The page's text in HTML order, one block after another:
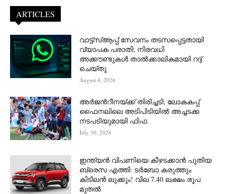
ARTICLES
വാട്ട്‌സ്ആപ്പ് സേവനം തടസപ്പെട്ടതായി
വ്യാപക പരാതി; നിരവധി
അക്കൗണ്ടുകൾ താൽക്കാലികമായി റദ്ദ്
ചെയ്തു
August 4, 2026
അർജന്‍റീനയ്ക്ക് തിരിച്ചടി; ലോകകപ്പ്
ഫൈനലിലെ അടിപിടിയിൽ അച്ചടക്ക
നടപടിയുമായി ഫിഫ
July 30, 2026
ഇന്ത്യൻ വിപണിയെ കീഴടക്കാന്‍ പുതിയ
ബ്രെസ എത്തി: ടർബോ കരുത്തും
കിടിലൻ ലുക്കും! വില 7.40 ലക്ഷം രൂപ
മുതൽ